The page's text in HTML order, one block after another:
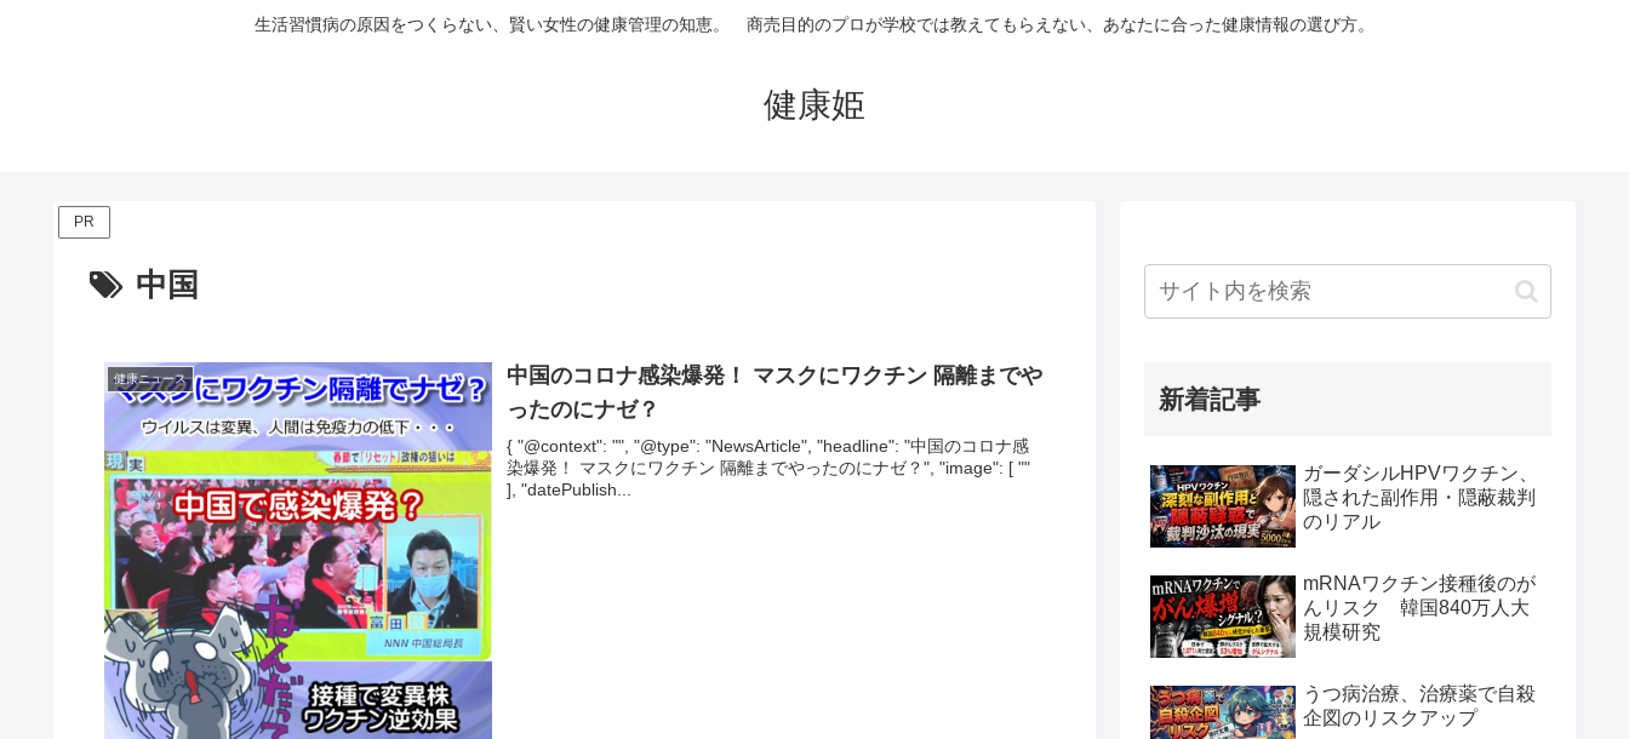
生活習慣病の原因をつくらない、賢い女性の健康管理の知恵。 商売目的のプロが学校では教えてもらえない、あなたに合った健康情報の選び方。
健康姫
PR
中国
健康ニュース
中国のコロナ感染爆発！ マスクにワクチン 隔離までや
ったのにナゼ？
{ "@context": "", "@type": "NewsArticle", "headline": "中国のコロナ感
染爆発！ マスクにワクチン 隔離までやったのにナゼ？", "image": [ ""
], "datePublish...
新着記事
ガーダシルHPVワクチン、
隠された副作用・隠蔽裁判
のリアル
mRNAワクチン接種後のが
んリスク 韓国840万人大
規模研究
うつ病治療、治療薬で自殺
企図のリスクアップ